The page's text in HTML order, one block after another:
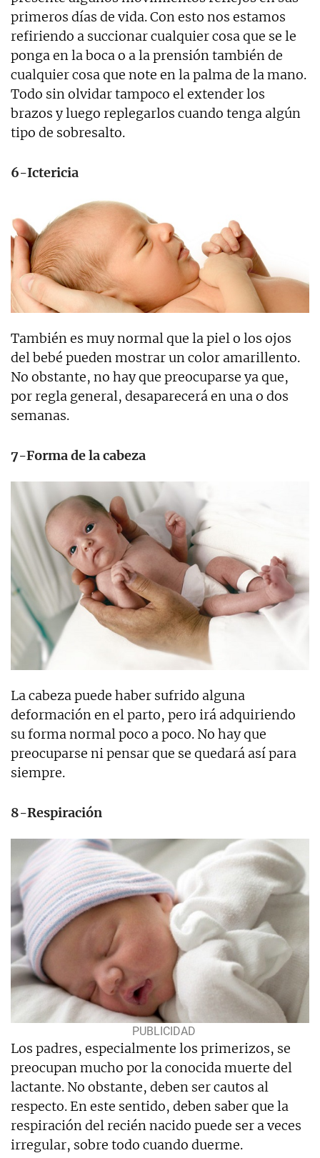
primeros días de vida. Con esto nos estamos
refiriendo a succionar cualquier cosa que se le
ponga en la boca o a la prensión también de
cualquier cosa que note en la palma de la mano.
Todo sin olvidar tampoco el extender los
brazos y luego replegarlos cuando tenga algún
tipo de sobresalto.
6-Ictericia
También es muy normal que la piel o los ojos
del bebé pueden mostrar un color amarillento.
No obstante, no hay que preocuparse ya que,
por regla general, desaparecerá en una o dos
semanas.
7-Forma de la cabeza
La cabeza puede haber sufrido alguna
deformación en el parto, pero irá adquiriendo
su forma normal poco a poco. No hay que
preocuparse ni pensar que se quedará así para
siempre.
8-Respiración
Los padres, especialmente los primerizos, se
preocupan mucho por la conocida muerte del
lactante. No obstante, deben ser cautos al
respecto. En este sentido, deben saber que la
respiración del recién nacido puede ser a veces
irregular, sobre todo cuando duerme.